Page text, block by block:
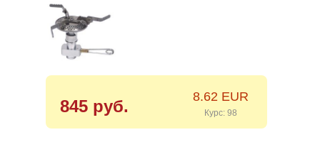
845 руб. 8.62 EUR
Курс: 98